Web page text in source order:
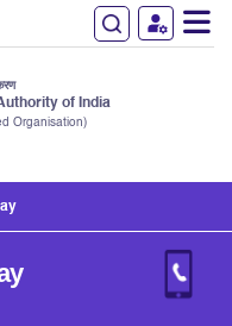
of India
Organisation)